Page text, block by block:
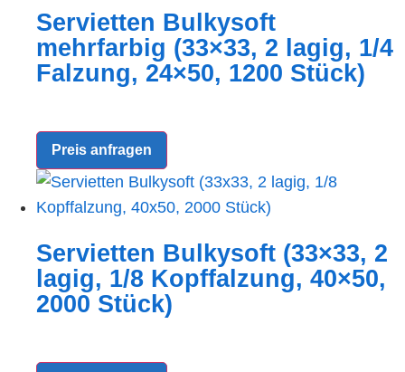
Servietten Bulkysoft
mehrfarbig (33×33, 2 lagig, 1/4
Falzung, 24×50, 1200 Stück)
Preis anfragen
Servietten Bulkysoft (33×33, 2
lagig, 1/8 Kopffalzung, 40×50,
2000 Stück)